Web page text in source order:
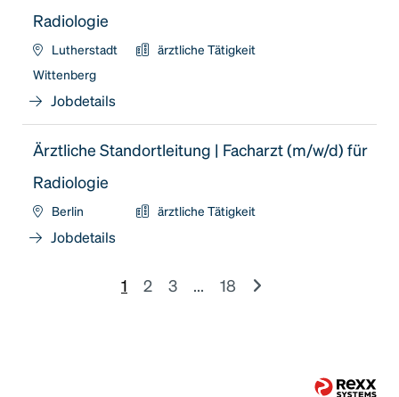
Radiologie
Lutherstadt
Wittenberg
ärztliche Tätigkeit
Jobdetails
Ärztliche Standortleitung | Facharzt (m/w/d) für
Radiologie
Berlin ärztliche Tätigkeit
Jobdetails
1 2 3 ... 18